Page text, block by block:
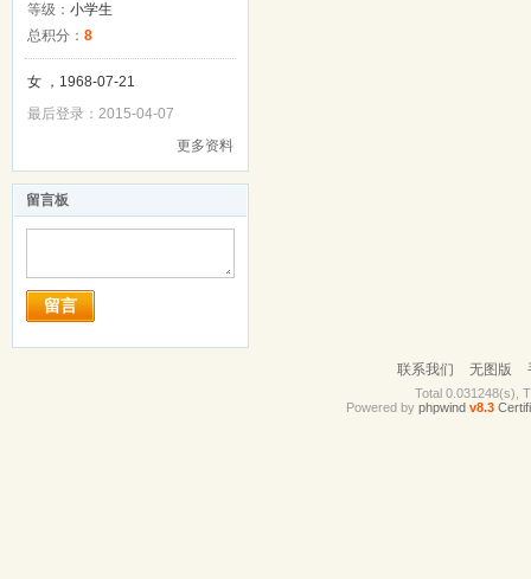
等级： 小学生
总积分： 8
女 ，1968-07-21
最后登录：2015-04-07
更多资料
留言板
留言
联系我们 无图版
Total 0.031248(s),
Powered by phpwind v8.3